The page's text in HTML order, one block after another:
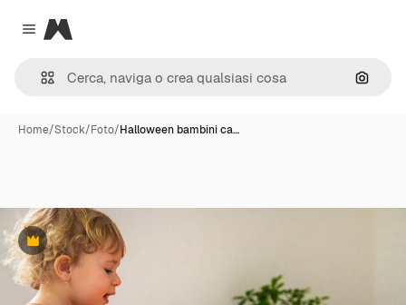
Close menu
Magnific
Cerca
Home/Stock/Foto/Halloween bambini ca…
Premium